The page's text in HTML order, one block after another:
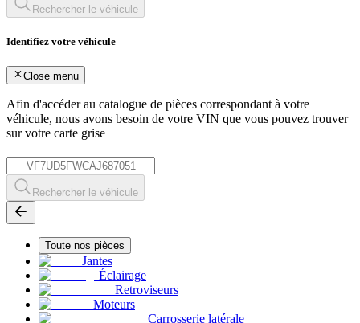
Rechercher le véhicule
Identifiez votre véhicule
Close menu
Afin d'accéder au catalogue de pièces correspondant à votre
véhicule, nous avons besoin de votre VIN que vous pouvez trouver
sur votre carte grise
*
Rechercher le véhicule
Toute nos pièces
Jantes
Éclairage
Retroviseurs
Moteurs
Carrosserie latérale